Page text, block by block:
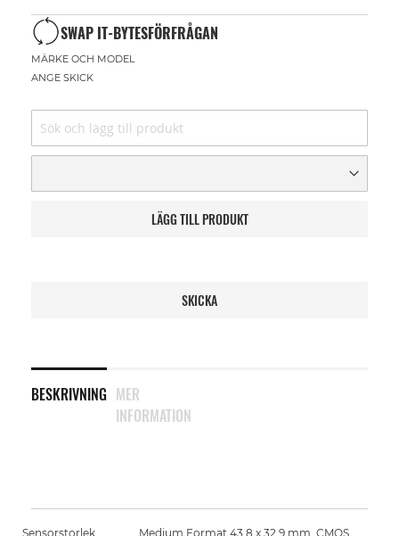
SWAP IT-BYTESFÖRFRÅGAN
MÄRKE OCH MODEL
ANGE SKICK
LÄGG TILL PRODUKT
SKICKA
BESKRIVNING MER
INFORMATION
Sensorstorlek Medium Format 43.8 x 32.9 mm, CMOS